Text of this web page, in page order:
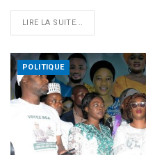
LIRE LA SUITE...
POLITIQUE